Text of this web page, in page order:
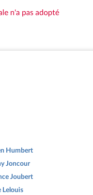
n'a pas adopté
Humbert
Joncour
Joubert
Lelouis